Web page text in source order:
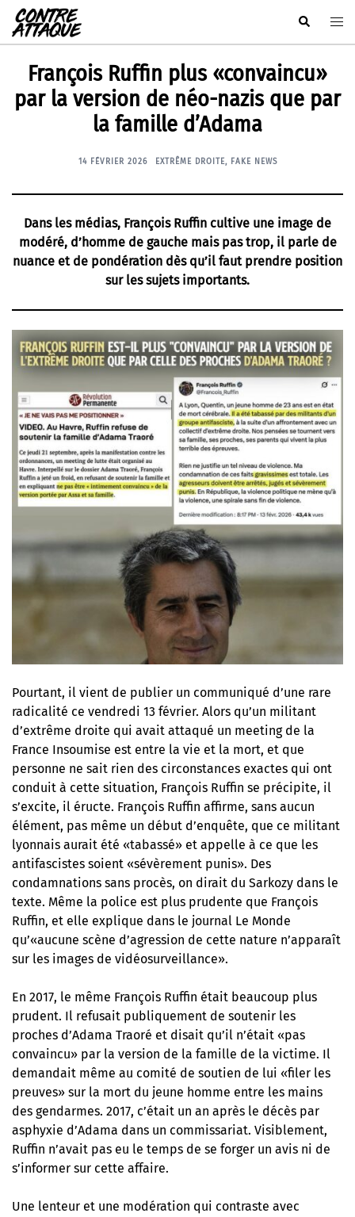
Aller
au
contenu
Rechercher
François Ruffin plus «convaincu»
par la version de néo-nazis que par
la famille d’Adama
14 FÉVRIER 2026 EXTRÊME DROITE, FAKE NEWS
Dans les médias, François Ruffin cultive une image de
modéré, d’homme de gauche mais pas trop, il parle de
nuance et de pondération dès qu’il faut prendre position
sur les sujets importants.
Pourtant, il vient de publier un communiqué d’une rare
radicalité ce vendredi 13 février. Alors qu’un militant
d’extrême droite qui avait attaqué un meeting de la
France Insoumise est entre la vie et la mort, et que
personne ne sait rien des circonstances exactes qui ont
conduit à cette situation, François Ruffin se précipite, il
s’excite, il éructe. François Ruffin affirme, sans aucun
élément, pas même un début d’enquête, que ce militant
lyonnais aurait été «tabassé» et appelle à ce que les
antifascistes soient «sévèrement punis». Des
condamnations sans procès, on dirait du Sarkozy dans le
texte. Même la police est plus prudente que François
Ruffin, et elle explique dans le journal Le Monde
qu’«aucune scène d’agression de cette nature n’apparaît
sur les images de vidéosurveillance».
En 2017, le même François Ruffin était beaucoup plus
prudent. Il refusait publiquement de soutenir les
proches d’Adama Traoré et disait qu’il n’était «pas
convaincu» par la version de la famille de la victime. Il
demandait même au comité de soutien de lui «filer les
preuves» sur la mort du jeune homme entre les mains
des gendarmes. 2017, c’était un an après le décès par
asphyxie d’Adama dans un commissariat. Visiblement,
Ruffin n’avait pas eu le temps de se forger un avis ni de
s’informer sur cette affaire.
Une lenteur et une modération qui contraste avec